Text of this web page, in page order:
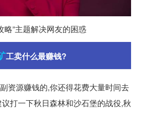
略”主题解决网友的困惑
工卖什么最赚钱?
资源赚钱的,你还得花费大量时间去
打一下秋日森林和沙石堡的战役,秋